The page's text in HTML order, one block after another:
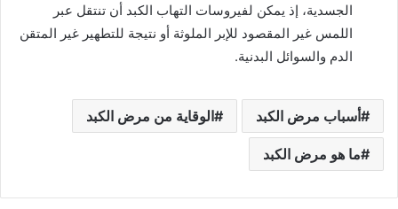
الجسدية، إذ يمكن لفيروسات التهاب الكبد أن تنتقل عبر
اللمس غير المقصود للإبر الملوثة أو نتيجة للتطهير غير المتقن
الدم والسوائل البدنية.
أسباب مرض الكبد الوقاية من مرض الكبد
ما هو مرض الكبد